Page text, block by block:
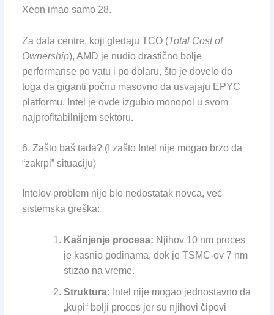
Xeon imao samo 28.
Za data centre, koji gledaju TCO (Total Cost of
Ownership), AMD je nudio drastično bolje
performanse po vatu i po dolaru, što je dovelo do
toga da giganti počnu masovno da usvajaju EPYC
platformu. Intel je ovde izgubio monopol u svom
najprofitabilnijem sektoru.
6. Zašto baš tada? (I zašto Intel nije mogao brzo da
“zakrpi” situaciju)
Intelov problem nije bio nedostatak novca, već
sistemska greška:
Kašnjenje procesa: Njihov 10 nm proces
je kasnio godinama, dok je TSMC-ov 7 nm
stizao na vreme.
Struktura: Intel nije mogao jednostavno da
„kupi“ bolji proces jer su njihovi čipovi